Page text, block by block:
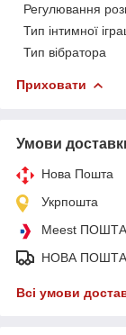
Регулювання
Тип інтимної
Тип вібратора
Приховати
Умови
Нова Пошта
Укрпошта
Meest ПОШТА
НОВА ПОШТА
Всі умови